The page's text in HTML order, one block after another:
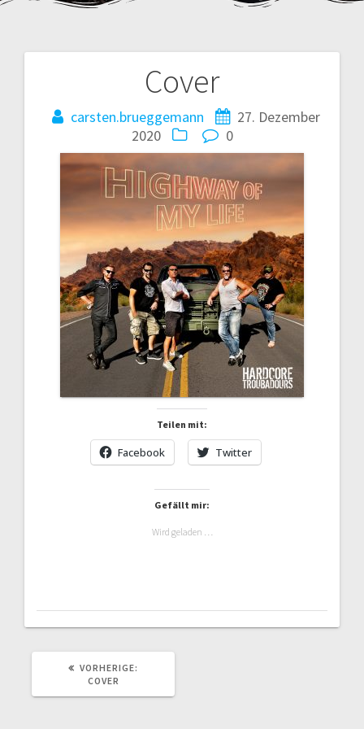
Cover
carsten.brueggemann
27. Dezember
2020
0
Teilen mit:
Facebook Twitter
Gefällt mir:
Wird geladen …
Beitragsnavigation
VORHERIGE:
COVER